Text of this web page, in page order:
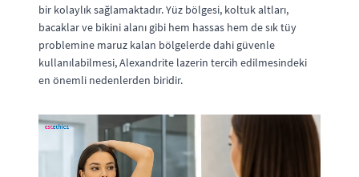
bir kolaylık sağlamaktadır. Yüz bölgesi, koltuk altları,
bacaklar ve bikini alanı gibi hem hassas hem de sık tüy
problemine maruz kalan bölgelerde dahi güvenle
kullanılabilmesi, Alexandrite lazerin tercih edilmesindeki
en önemli nedenlerden biridir.